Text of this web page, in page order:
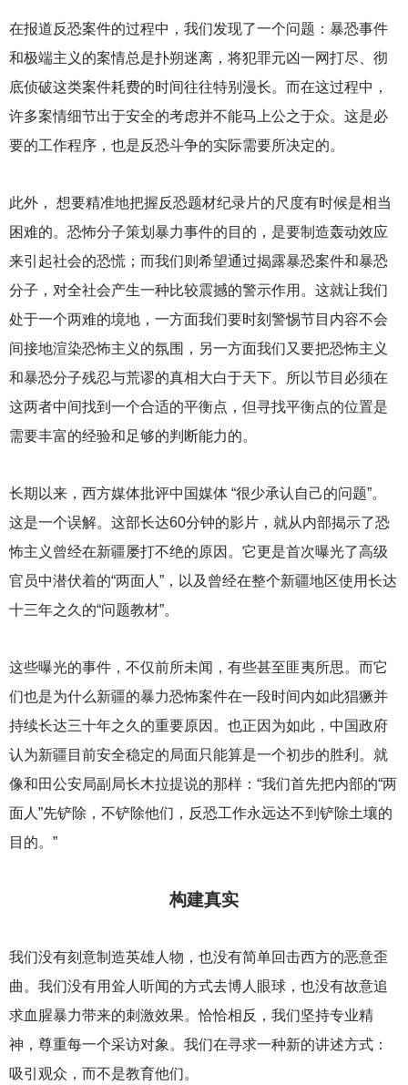
在报道反恐案件的过程中，我们发现了一个问题：暴恐事件
和极端主义的案情总是扑朔迷离，将犯罪元凶一网打尽、彻
底侦破这类案件耗费的时间往往特别漫长。而在这过程中，
许多案情细节出于安全的考虑并不能马上公之于众。这是必
要的工作程序，也是反恐斗争的实际需要所决定的。
此外， 想要精准地把握反恐题材纪录片的尺度有时候是相当
困难的。恐怖分子策划暴力事件的目的，是要制造轰动效应
来引起社会的恐慌；而我们则希望通过揭露暴恐案件和暴恐
分子，对全社会产生一种比较震撼的警示作用。这就让我们
处于一个两难的境地，一方面我们要时刻警惕节目内容不会
间接地渲染恐怖主义的氛围，另一方面我们又要把恐怖主义
和暴恐分子残忍与荒谬的真相大白于天下。所以节目必须在
这两者中间找到一个合适的平衡点，但寻找平衡点的位置是
需要丰富的经验和足够的判断能力的。
长期以来，西方媒体批评中国媒体 “很少承认自己的问题”。
这是一个误解。这部长达60分钟的影片，就从内部揭示了恐
怖主义曾经在新疆屡打不绝的原因。它更是首次曝光了高级
官员中潜伏着的“两面人”，以及曾经在整个新疆地区使用长达
十三年之久的“问题教材”。
这些曝光的事件，不仅前所未闻，有些甚至匪夷所思。而它
们也是为什么新疆的暴力恐怖案件在一段时间内如此猖獗并
持续长达三十年之久的重要原因。也正因为如此，中国政府
认为新疆目前安全稳定的局面只能算是一个初步的胜利。就
像和田公安局副局长木拉提说的那样：“我们首先把内部的“两
面人”先铲除，不铲除他们，反恐工作永远达不到铲除土壤的
目的。”
构建真实
我们没有刻意制造英雄人物，也没有简单回击西方的恶意歪
曲。我们没有用耸人听闻的方式去博人眼球，也没有故意追
求血腥暴力带来的刺激效果。恰恰相反，我们坚持专业精
神，尊重每一个采访对象。我们在寻求一种新的讲述方式：
吸引观众，而不是教育他们。